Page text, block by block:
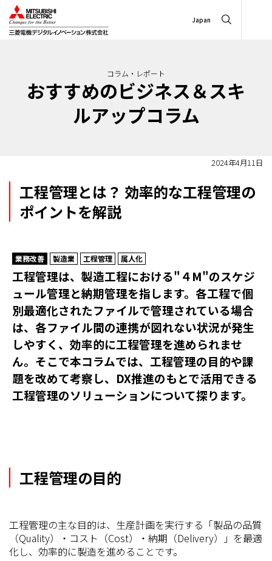
Japan
コラム・レポート
おすすめのビジネス＆スキ
ルアップコラム
2024年4月11日
工程管理とは？ 効率的な工程管理の
ポイントを解説
業務改善 製造業 工程管理 属人化
工程管理は、製造工程における"４M"のスケジ
ュール管理と納期管理を指します。各工程で個
別最適化されたファイルで管理されている場合
は、各ファイル間の連携が図れない状況が発生
しやすく、効率的に工程管理を進められませ
ん。そこで本コラムでは、工程管理の目的や課
題を改めて考察し、DX推進のもとで活用できる
工程管理のソリューションについて探ります。
工程管理の目的
工程管理の主な目的は、生産計画を実行する「製品の品質
（Quality）・コスト（Cost）・納期（Delivery）」を最適
化し、効率的に製造を進めることです。